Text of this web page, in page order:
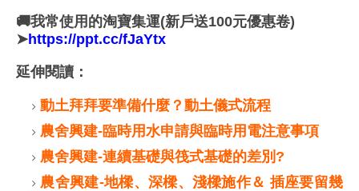
🚚我常使用的淘寶集運(新戶送100元優惠卷)
➤https://ppt.cc/fJaYtx
延伸閱讀：
動土拜拜要準備什麼？動土儀式流程
農舍興建-臨時用水申請與臨時用電注意事項
農舍興建-連續基礎與筏式基礎的差別?
農舍興建-地樑、深樑、淺樑施作＆ 插座要留幾